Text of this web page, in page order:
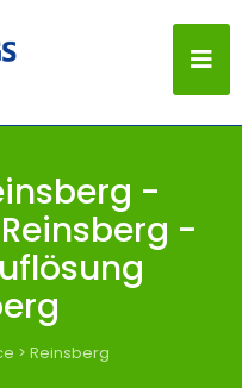
-
-
> Reinsberg